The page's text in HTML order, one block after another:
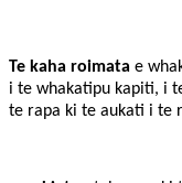
Te kaha roimata e
i te whakatipu kapiti, i
te rapa ki te aukati i te